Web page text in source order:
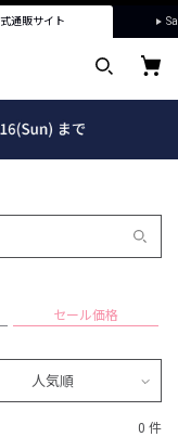
通販サイト
セール価格
人気順
0 件